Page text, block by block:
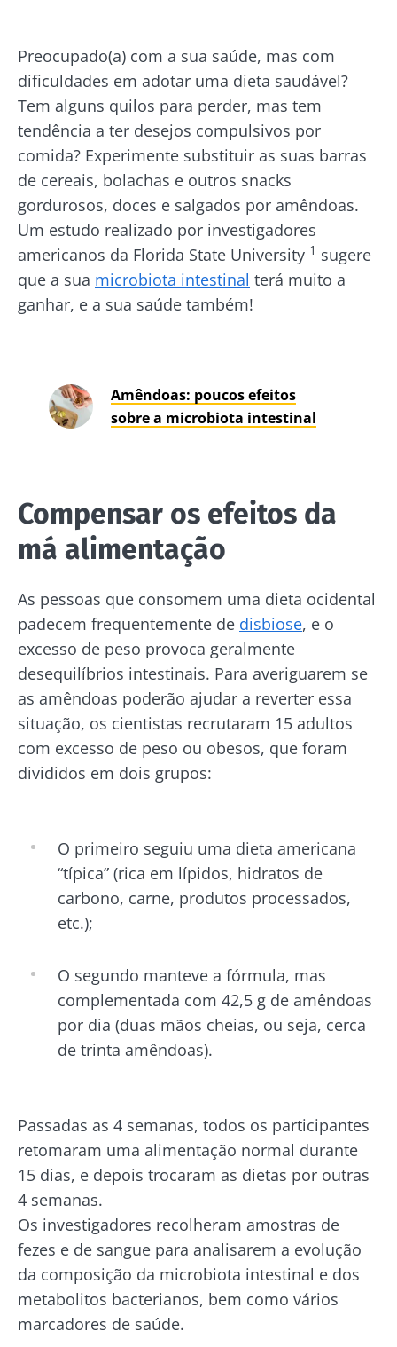
Preocupado(a) com a sua saúde, mas com
dificuldades em adotar uma dieta saudável?
Tem alguns quilos para perder, mas tem
tendência a ter desejos compulsivos por
comida? Experimente substituir as suas barras
de cereais, bolachas e outros snacks
gordurosos, doces e salgados por amêndoas.
Um estudo realizado por investigadores
americanos da Florida State University 1 sugere
que a sua microbiota intestinal terá muito a
ganhar, e a sua saúde também!
Amêndoas: poucos efeitos
sobre a microbiota intestinal
Compensar os efeitos da
má alimentação
As pessoas que consomem uma dieta ocidental
padecem frequentemente de disbiose, e o
excesso de peso provoca geralmente
desequilíbrios intestinais. Para averiguarem se
as amêndoas poderão ajudar a reverter essa
situação, os cientistas recrutaram 15 adultos
com excesso de peso ou obesos, que foram
divididos em dois grupos:
O primeiro seguiu uma dieta americana
“típica” (rica em lípidos, hidratos de
carbono, carne, produtos processados,
etc.);
O segundo manteve a fórmula, mas
complementada com 42,5 g de amêndoas
por dia (duas mãos cheias, ou seja, cerca
de trinta amêndoas).
Passadas as 4 semanas, todos os participantes
retomaram uma alimentação normal durante
15 dias, e depois trocaram as dietas por outras
4 semanas.
Os investigadores recolheram amostras de
fezes e de sangue para analisarem a evolução
da composição da microbiota intestinal e dos
metabolitos bacterianos, bem como vários
marcadores de saúde.